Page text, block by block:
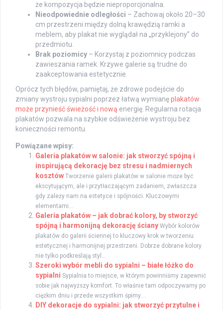
że kompozycja będzie nieproporcjonalna.
Nieodpowiednie odległości – Zachowaj około 20–30
cm przestrzeni między dolną krawędzią ramki a
meblem, aby plakat nie wyglądał na „przyklejony” do
przedmiotu.
Brak poziomicy – Korzystaj z poziomnicy podczas
zawieszania ramek. Krzywe galerie są trudne do
zaakceptowania estetycznie.
Oprócz tych błędów, pamiętaj, że zdrowe podejście do
zmiany wystroju sypialni poprzez łatwą wymianęplakatów
może przynieść świeżość i nową energię. Regularna rotacja
plakatów pozwala na szybkie odświeżenie wystroju bez
konieczności remontu.
Powiązane wpisy:
Galeria plakatów w salonie: jak stworzyć spójną i
inspirującą dekorację bez stresu i nadmiernych
kosztów Tworzenie galerii plakatów w salonie może być
ekscytującym, ale i przytłaczającym zadaniem, zwłaszcza
gdy zależy nam na estetyce i spójności. Kluczowymi
elementami...
Galeria plakatów – jak dobrać kolory, by stworzyć
spójną i harmonijną dekorację ściany Wybór kolorów
plakatów do galerii ściennej to kluczowy krok w tworzeniu
estetycznej i harmonijnej przestrzeni. Dobrze dobrane kolory
nie tylko podkreślają styl...
Szeroki wybór mebli do sypialni – białe łóżko do
sypialni Sypialnia to miejsce, w którym powinniśmy zapewnić
sobie jak najwyższy komfort. To właśnie tam odpoczywamy po
ciężkim dniu i przede wszystkim śpimy....
DIY dekoracje do sypialni: jak stworzyć przytulne i